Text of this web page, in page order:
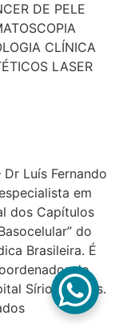
DE PELE
CLÍNICA
LASER
Luís Fernando
em
dos Capítulos
do
Brasileira. É
do
Sírio Libanês.